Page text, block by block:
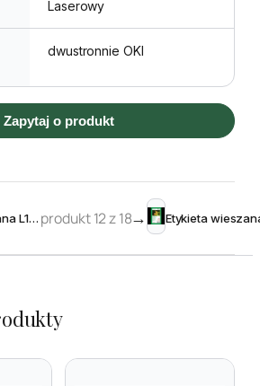
Laserowy
dwustronnie OKI
Zapytaj o produkt
Etykieta wieszana L1 98 x 141 mm (1000szt.) produkt 12 z 18→